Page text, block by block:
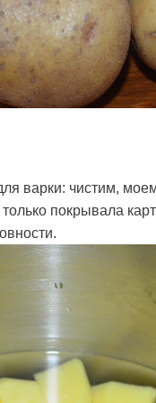
варки: чистим,
покрывала